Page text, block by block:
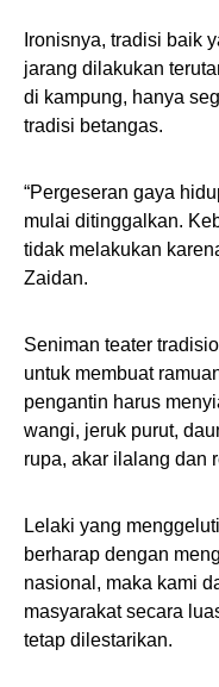
Ironisnya, tradisi baik
jarang dilakukan
di kampung, hanya
tradisi betangas.
“Pergeseran gaya
mulai ditinggalkan.
tidak melakukan
Zaidan.
Seniman teater
untuk membuat
pengantin harus
wangi, jeruk purut,
rupa, akar ilalang dan
Lelaki yang
berharap dengan
nasional, maka kami
masyarakat secara
tetap dilestarikan.